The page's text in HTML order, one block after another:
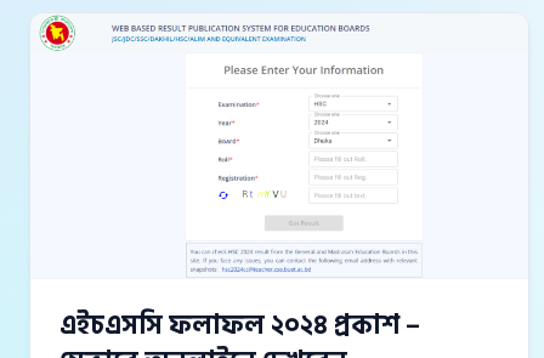
এইচএসসি ফলাফল ২০২৪ প্রকাশ –